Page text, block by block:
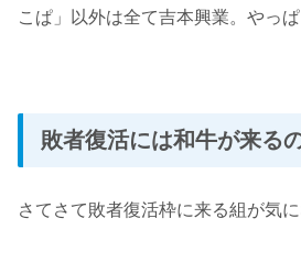
こぱ」以外は全て吉本興業。やっぱ
敗者復活には和牛が来る
さてさて敗者復活枠に来る組が気に